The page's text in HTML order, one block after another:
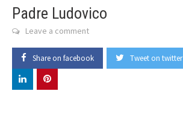
Padre Ludovico
Leave a comment
Share on facebook Tweet on twitter